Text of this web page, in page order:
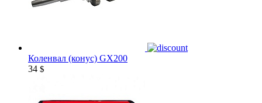
Коленвал (конус) GX200
34 $